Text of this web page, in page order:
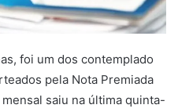
foi um dos contemplado
pela Nota Premiada
saiu na última quinta-